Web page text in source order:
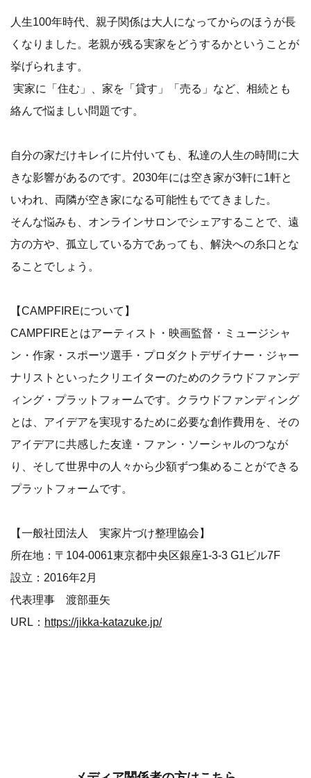
人生100年時代、親子関係は大人になってからのほうが長
くなりました。老親が残る実家をどうするかということが
挙げられます。
実家に「住む」、家を「貸す」「売る」など、相続とも
絡んで悩ましい問題です。
自分の家だけキレイに片付いても、私達の人生の時間に大
きな影響があるのです。2030年には空き家が3軒に1軒と
いわれ、両隣が空き家になる可能性もでてきました。
そんな悩みも、オンラインサロンでシェアすることで、遠
方の方や、孤立している方であっても、解決への糸口とな
ることでしょう。
【CAMPFIREについて】
CAMPFIREとはアーティスト・映画監督・ミュージシャ
ン・作家・スポーツ選手・プロダクトデザイナー・ジャー
ナリストといったクリエイターのためのクラウドファンデ
ィング・プラットフォームです。クラウドファンディング
とは、アイデアを実現するために必要な創作費用を、その
アイデアに共感した友達・ファン・ソーシャルのつなが
り、そして世界中の人々から少額ずつ集めることができる
プラットフォームです。
【一般社団法人 実家片づけ整理協会】
所在地：〒104-0061東京都中央区銀座1-3-3 G1ビル7F
設立：2016年2月
代表理事 渡部亜矢
URL： https://jikka-katazuke.jp/